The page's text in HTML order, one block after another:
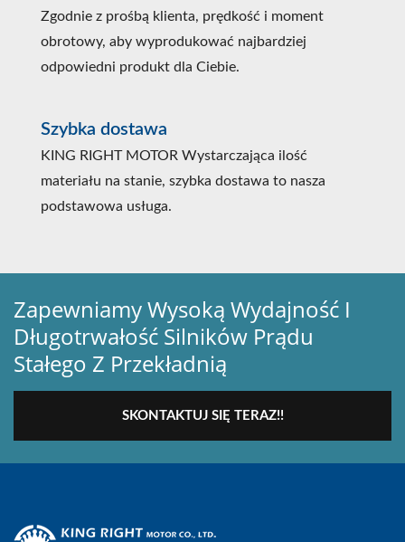
Zgodnie z prośbą klienta, prędkość i moment
obrotowy, aby wyprodukować najbardziej
odpowiedni produkt dla Ciebie.
Szybka dostawa
KING RIGHT MOTOR Wystarczająca ilość
materiału na stanie, szybka dostawa to nasza
podstawowa usługa.
Zapewniamy Wysoką Wydajność I
Długotrwałość Silników Prądu
Stałego Z Przekładnią
SKONTAKTUJ SIĘ TERAZ!!